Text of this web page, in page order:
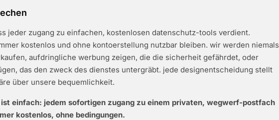
jeder zugang zu einfachen, kostenlosen datenschutz-tools verdient.
kostenlos und ohne kontoerstellung nutzbar bleiben. wir werden niemals
aufdringliche werbung zeigen, die die sicherheit gefährdet, oder
das den zweck des dienstes untergräbt. jede designentscheidung stellt
über unsere bequemlichkeit.
einfach: jedem sofortigen zugang zu einem privaten, wegwerf-postfach
kostenlos, ohne bedingungen.